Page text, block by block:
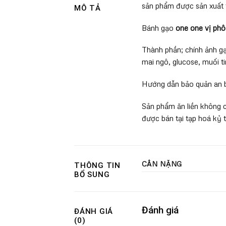
MÔ TẢ sản phẩm được sản
Bánh gạo one one vị
Thành phần; chính ảnh
mai ngô, glucose, muối
Hướng dẫn bảo quản an
Sản phẩm ăn liền không
được bán tại tạp hoá kỷ
THÔNG TIN
BỔ SUNG
CÂN NẶNG
ĐÁNH GIÁ
(0)
Đánh giá